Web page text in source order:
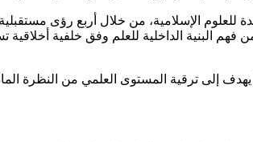
للعلوم الإسلامية، من خلال أربع رؤى
فهم البنية الداخلية للعلم وفق خلفية
إلى ترقية المستوى العلمي من النظرة